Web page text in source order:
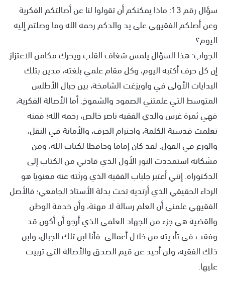
سؤال رقم 13: ماذا يمكنكم أن تقولوا لنا عن أصالتكم الفكرية
وعن أصلكم الفقيهي على يد والدكم رحمه الله وما وصلتم إليه
اليوم؟
الجواب: هذا السؤال يلمس شغاف القلب ويحرك مكامن الاعتزاز.
إن كل حرف أكتبه اليوم، وكل مقام علمي بلغته، مدين بتلك
البدايات الأولى في واويزغت الشامخة، بين جبال الأطلس
المتوسط التي علمتني الصمود والشموخ. أما الأصالة الفكرية،
فهي ثمرة غرس والدي الفقيه ناصر خالص، رحمه الله؛ فمنه
تعلمت قدسية الكلمة، واحترام الحرف، والأمانة في النقل،
والورع في القول. لقد كان إماما وحافظا لكتاب الله، ومن
مشكاته استمددت النور الأول الذي قادني من الكتاب إلى
الدكتوراه. إنني أعتبر جلباب الفقيه الذي ورثته عنه معنويا هو
الرداء الحقيقي الذي أرتديه تحت بدلة الأستاذ الجامعي؛ فالأصل
الفقيهي علمني أن العلم رسالة لا مهنة، وأن خدمة الوطن
والقضية هي جزء من الجهاد العلمي الذي أرجو أن أكون قد
وفقت في تأديته من خلال أعمالي. فأنا ابن تلك الجبال، وابن
ذلك الفقيه، ولن أحيد عن قيم الصدق والأصالة التي تربيت
عليها.